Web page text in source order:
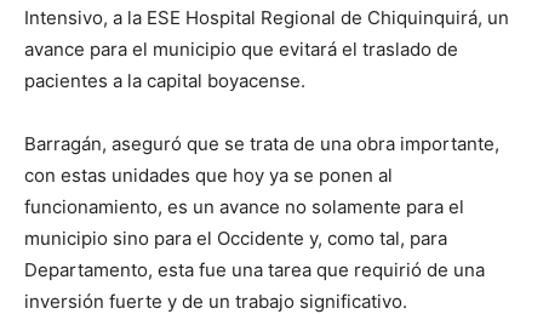
Intensivo, a la ESE Hospital Regional de Chiquinquirá, un
avance para el municipio que evitará el traslado de
pacientes a la capital boyacense.
Barragán, aseguró que se trata de una obra importante,
con estas unidades que hoy ya se ponen al
funcionamiento, es un avance no solamente para el
municipio sino para el Occidente y, como tal, para
Departamento, esta fue una tarea que requirió de una
inversión fuerte y de un trabajo significativo.